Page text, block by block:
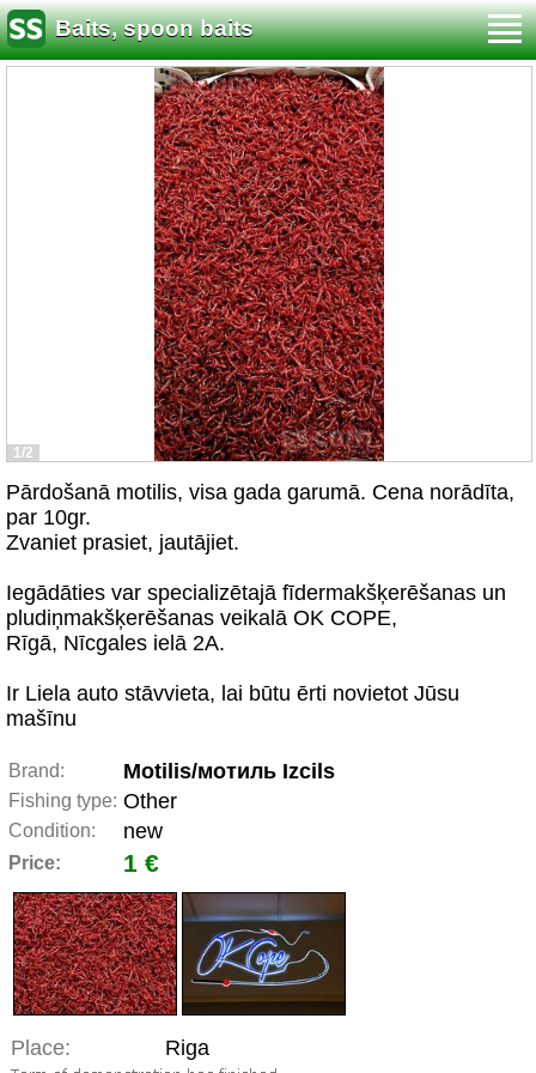
Baits, spoon baits
1/2
Pārdošanā motilis, visa gada garumā. Cena norādīta,
par 10gr.
Zvaniet prasiet, jautājiet.
Iegādāties var specializētajā fīdermakšķerēšanas un
pludiņmakšķerēšanas veikalā OK COPE,
Rīgā, Nīcgales ielā 2A.
Ir Liela auto stāvvieta, lai būtu ērti novietot Jūsu
mašīnu
Brand: Motilis/мотиль Izcils
Fishing type: Other
Condition: new
Price: 1 €
Place: Riga